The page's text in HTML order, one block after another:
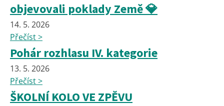
objevovali poklady Země 💎
14. 5. 2026
Přečíst >
Pohár rozhlasu IV. kategorie
13. 5. 2026
Přečíst >
ŠKOLNÍ KOLO VE ZPĚVU